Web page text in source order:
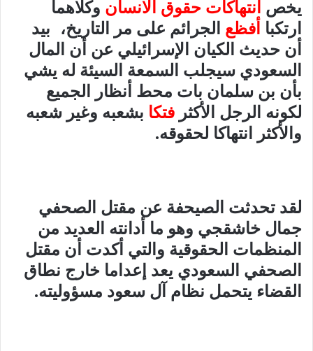
يخص انتهاكات حقوق الانسان وكلاهما
ارتكبا أفظع الجرائم على مر التاريخ، بيد
أن حديث الكيان الإسرائيلي عن أن المال
السعودي سيجلب السمعة السيئة له يشي
بأن بن سلمان بات محط أنظار الجميع
لكونه الرجل الأكثر فتكا بشعبه وغير شعبه
والأكثر انتهاكا لحقوقه.
لقد تحدثت الصيحفة عن مقتل الصحفي
جمال خاشقجي وهو ما أدانته العديد من
المنظمات الحقوقية والتي أكدت أن مقتل
الصحفي السعودي يعد إعداما خارج نطاق
القضاء يتحمل نظام آل سعود مسؤوليته.